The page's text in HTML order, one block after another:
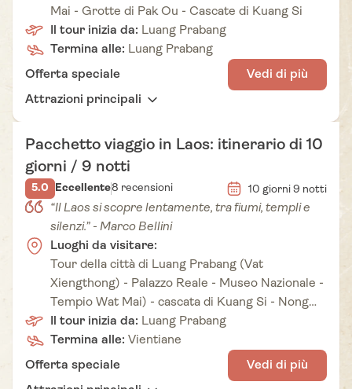
Mai - Grotte di Pak Ou - Cascate di Kuang Si
Il tour inizia da: Luang Prabang
Termina alle: Luang Prabang
Attrazioni principali
Offerta speciale Vedi di più
Pacchetto viaggio in Laos: itinerario di 10
giorni / 9 notti
5.0 Eccellente8 recensioni 10 giorni 9 notti
“Il Laos si scopre lentamente, tra fiumi, templi e
silenzi.” - Marco Bellini
Luoghi da visitare:
Tour della città di Luang Prabang (Vat
Xiengthong) - Palazzo Reale - Museo Nazionale -
Tempio Wat Mai) - cascata di Kuang Si - Nong
Khiew - Muong Ngoy - grotta di Pak Ou - Pakse -
altopiano di Boloven - Champasak - tempio di
Wat Phou - isola di Done Khong - Pakse -
Il tour inizia da: Luang Prabang
Termina alle: Vientiane
Offerta speciale Vedi di più